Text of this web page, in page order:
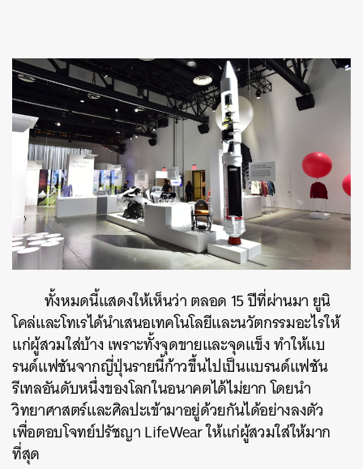
ทั้งหมดนี้แสดงให้เห็นว่า ตลอด 15 ปีที่ผ่านมา ยูนิ
โคล่และโทเรได้นำเสนอเทคโนโลยีและนวัตกรรมอะไรให้
แก่ผู้สวมใส่บ้าง เพราะทั้งจุดขายและจุดแข็ง ทำให้แบ
รนด์แฟชันจากญี่ปุ่นรายนี้ก้าวขึ้นไปเป็นแบรนด์แฟชัน
รีเทลอันดับหนึ่งของโลกในอนาคตได้ไม่ยาก โดยนำ
วิทยาศาสตร์และศิลปะเข้ามาอยู่ด้วยกันได้อย่างลงตัว
เพื่อตอบโจทย์ปรัชญา LifeWear ให้แก่ผู้สวมใส่ให้มาก
ที่สุด